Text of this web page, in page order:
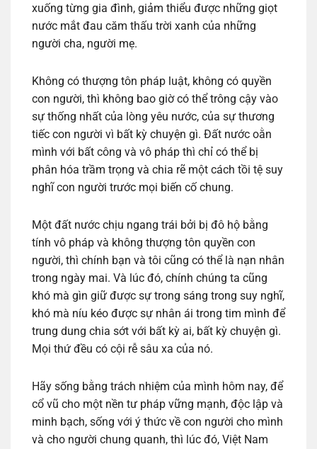
xuống từng gia đình, giảm thiểu được những giọt
nước mắt đau căm thấu trời xanh của những
người cha, người mẹ.
Không có thượng tôn pháp luật, không có quyền
con người, thì không bao giờ có thể trông cậy vào
sự thống nhất của lòng yêu nước, của sự thương
tiếc con người vì bất kỳ chuyện gì. Đất nước oằn
mình với bất công và vô pháp thì chỉ có thể bị
phân hóa trầm trọng và chia rẽ một cách tồi tệ suy
nghĩ con người trước mọi biến cố chung.
Một đất nước chịu ngang trái bởi bị đô hộ bằng
tính vô pháp và không thượng tôn quyền con
người, thì chính bạn và tôi cũng có thể là nạn nhân
trong ngày mai. Và lúc đó, chính chúng ta cũng
khó mà gìn giữ được sự trong sáng trong suy nghĩ,
khó mà níu kéo được sự nhân ái trong tim mình để
trung dung chia sớt với bất kỳ ai, bất kỳ chuyện gì.
Mọi thứ đều có cội rễ sâu xa của nó.
Hãy sống bằng trách nhiệm của mình hôm nay, để
cổ vũ cho một nền tư pháp vững mạnh, độc lập và
minh bạch, sống với ý thức về con người cho mình
và cho người chung quanh, thì lúc đó, Việt Nam